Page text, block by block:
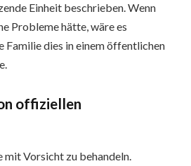
Einheit beschrieben. Wenn
Probleme hätte, wäre es
Familie dies in einem öffentlichen
offiziellen
Vorsicht zu behandeln.